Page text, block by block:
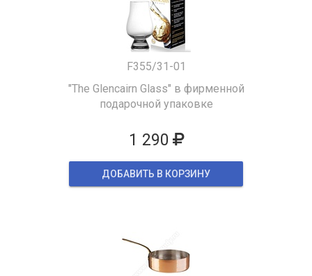
F355/31-01
"The Glencairn Glass" в фирменной
подарочной упаковке
1 290
ДОБАВИТЬ В КОРЗИНУ